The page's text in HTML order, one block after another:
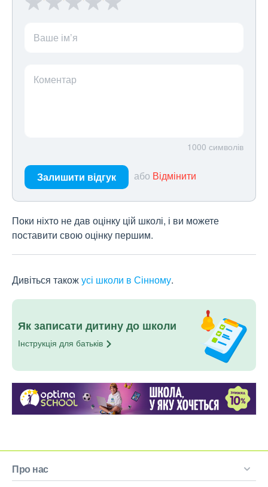
Ваше ім’я
Коментар
1000 символів
Залишити відгук або Відмінити
Поки ніхто не дав оцінку цій школі, і ви можете
поставити свою оцінку першим.
Дивіться такожусі школи в Сінному.
Як записати дитину до школи
Інструкція для батьків
Про нас